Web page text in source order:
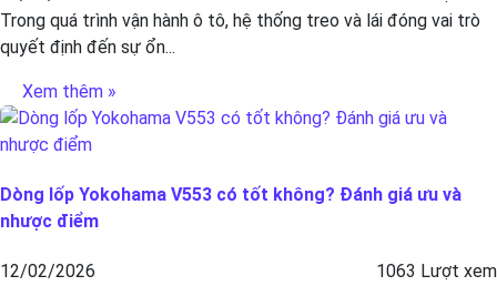
Trong quá trình vận hành ô tô, hệ thống treo và lái đóng vai trò
quyết định đến sự ổn...
Xem thêm »
Dòng lốp Yokohama V553 có tốt không? Đánh giá ưu và
nhược điểm
12/02/2026 1063 Lượt xem